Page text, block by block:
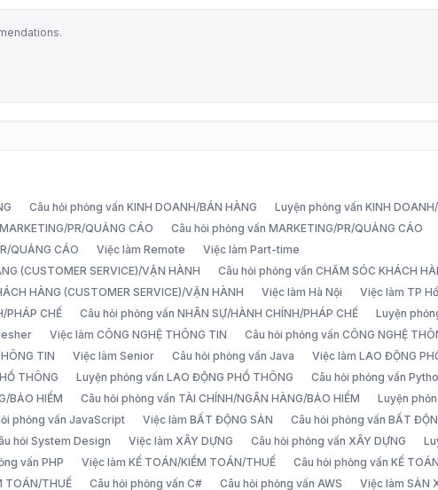
Câu hỏi phỏng vấn KINH DOANH/BÁN HÀNG Luyện phỏng vấn KINH
PR/QUẢNG CÁO
Câu hỏi phỏng vấn MARKETING/PR/QUẢNG CÁO
QUẢNG CÁO
Việc làm Remote
Việc làm Part-time
(CUSTOMER SERVICE)/VẬN HÀNH
Câu hỏi phỏng vấn CHĂM SÓC KHÁCH
HÀNG (CUSTOMER SERVICE)/VẬN HÀNH
Việc làm Hà Nội
Việc làm TP
PHÁP CHẾ
Câu hỏi phỏng vấn NHÂN SỰ/HÀNH CHÍNH/PHÁP CHẾ
Luyện
Việc làm CÔNG NGHỆ THÔNG TIN
Câu hỏi phỏng vấn CÔNG NGHỆ
TIN
Việc làm Senior Câu hỏi phỏng vấn Java
Việc làm LAO ĐỘNG
THÔNG
Luyện phỏng vấn LAO ĐỘNG PHỔ THÔNG Câu hỏi phỏng vấn
BẢO HIỂM
Câu hỏi phỏng vấn TÀI CHÍNH/NGÂN HÀNG/BẢO HIỂM
Luyện
phỏng vấn JavaScript Việc làm BẤT ĐỘNG SẢN Câu hỏi phỏng vấn BẤT
hỏi System Design Việc làm XÂY DỰNG Câu hỏi phỏng vấn XÂY DỰNG
vấn PHP Việc làm KẾ TOÁN/KIỂM TOÁN/THUẾ
Câu hỏi phỏng vấn KẾ
TOÁN/THUẾ
Câu hỏi phỏng vấn C# Câu hỏi phỏng vấn AWS Việc làm SẢN